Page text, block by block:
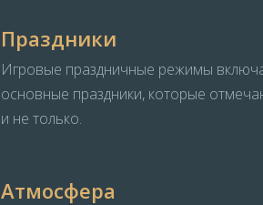
Праздники
Игровые праздничные режимы
основные праздники, которые
и не только.
Атмосфера